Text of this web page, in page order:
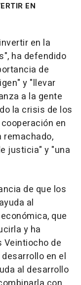
EN
en la
ha defendido
de
y "llevar
a la gente
la crisis de los
en
remachado,
justicia" y "una
de que los
al
que
y ha
Veintiocho de
desarrollo en el
al desarrollo